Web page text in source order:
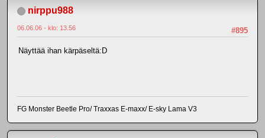
nirppu988
#895
06.06.06 - klo: 13.56
Näyttää ihan kärpäseltä:D
FG Monster Beetle Pro/ Traxxas E-maxx/ E-sky Lama V3